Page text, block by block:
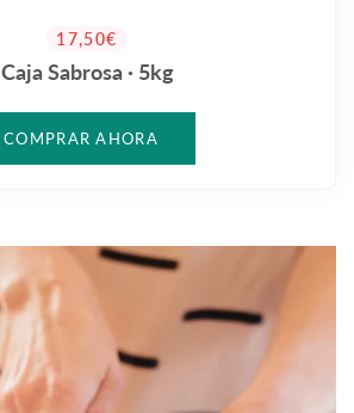
Caja Sabrosa · 5kg
PRECIO HABITUAL
17,50€